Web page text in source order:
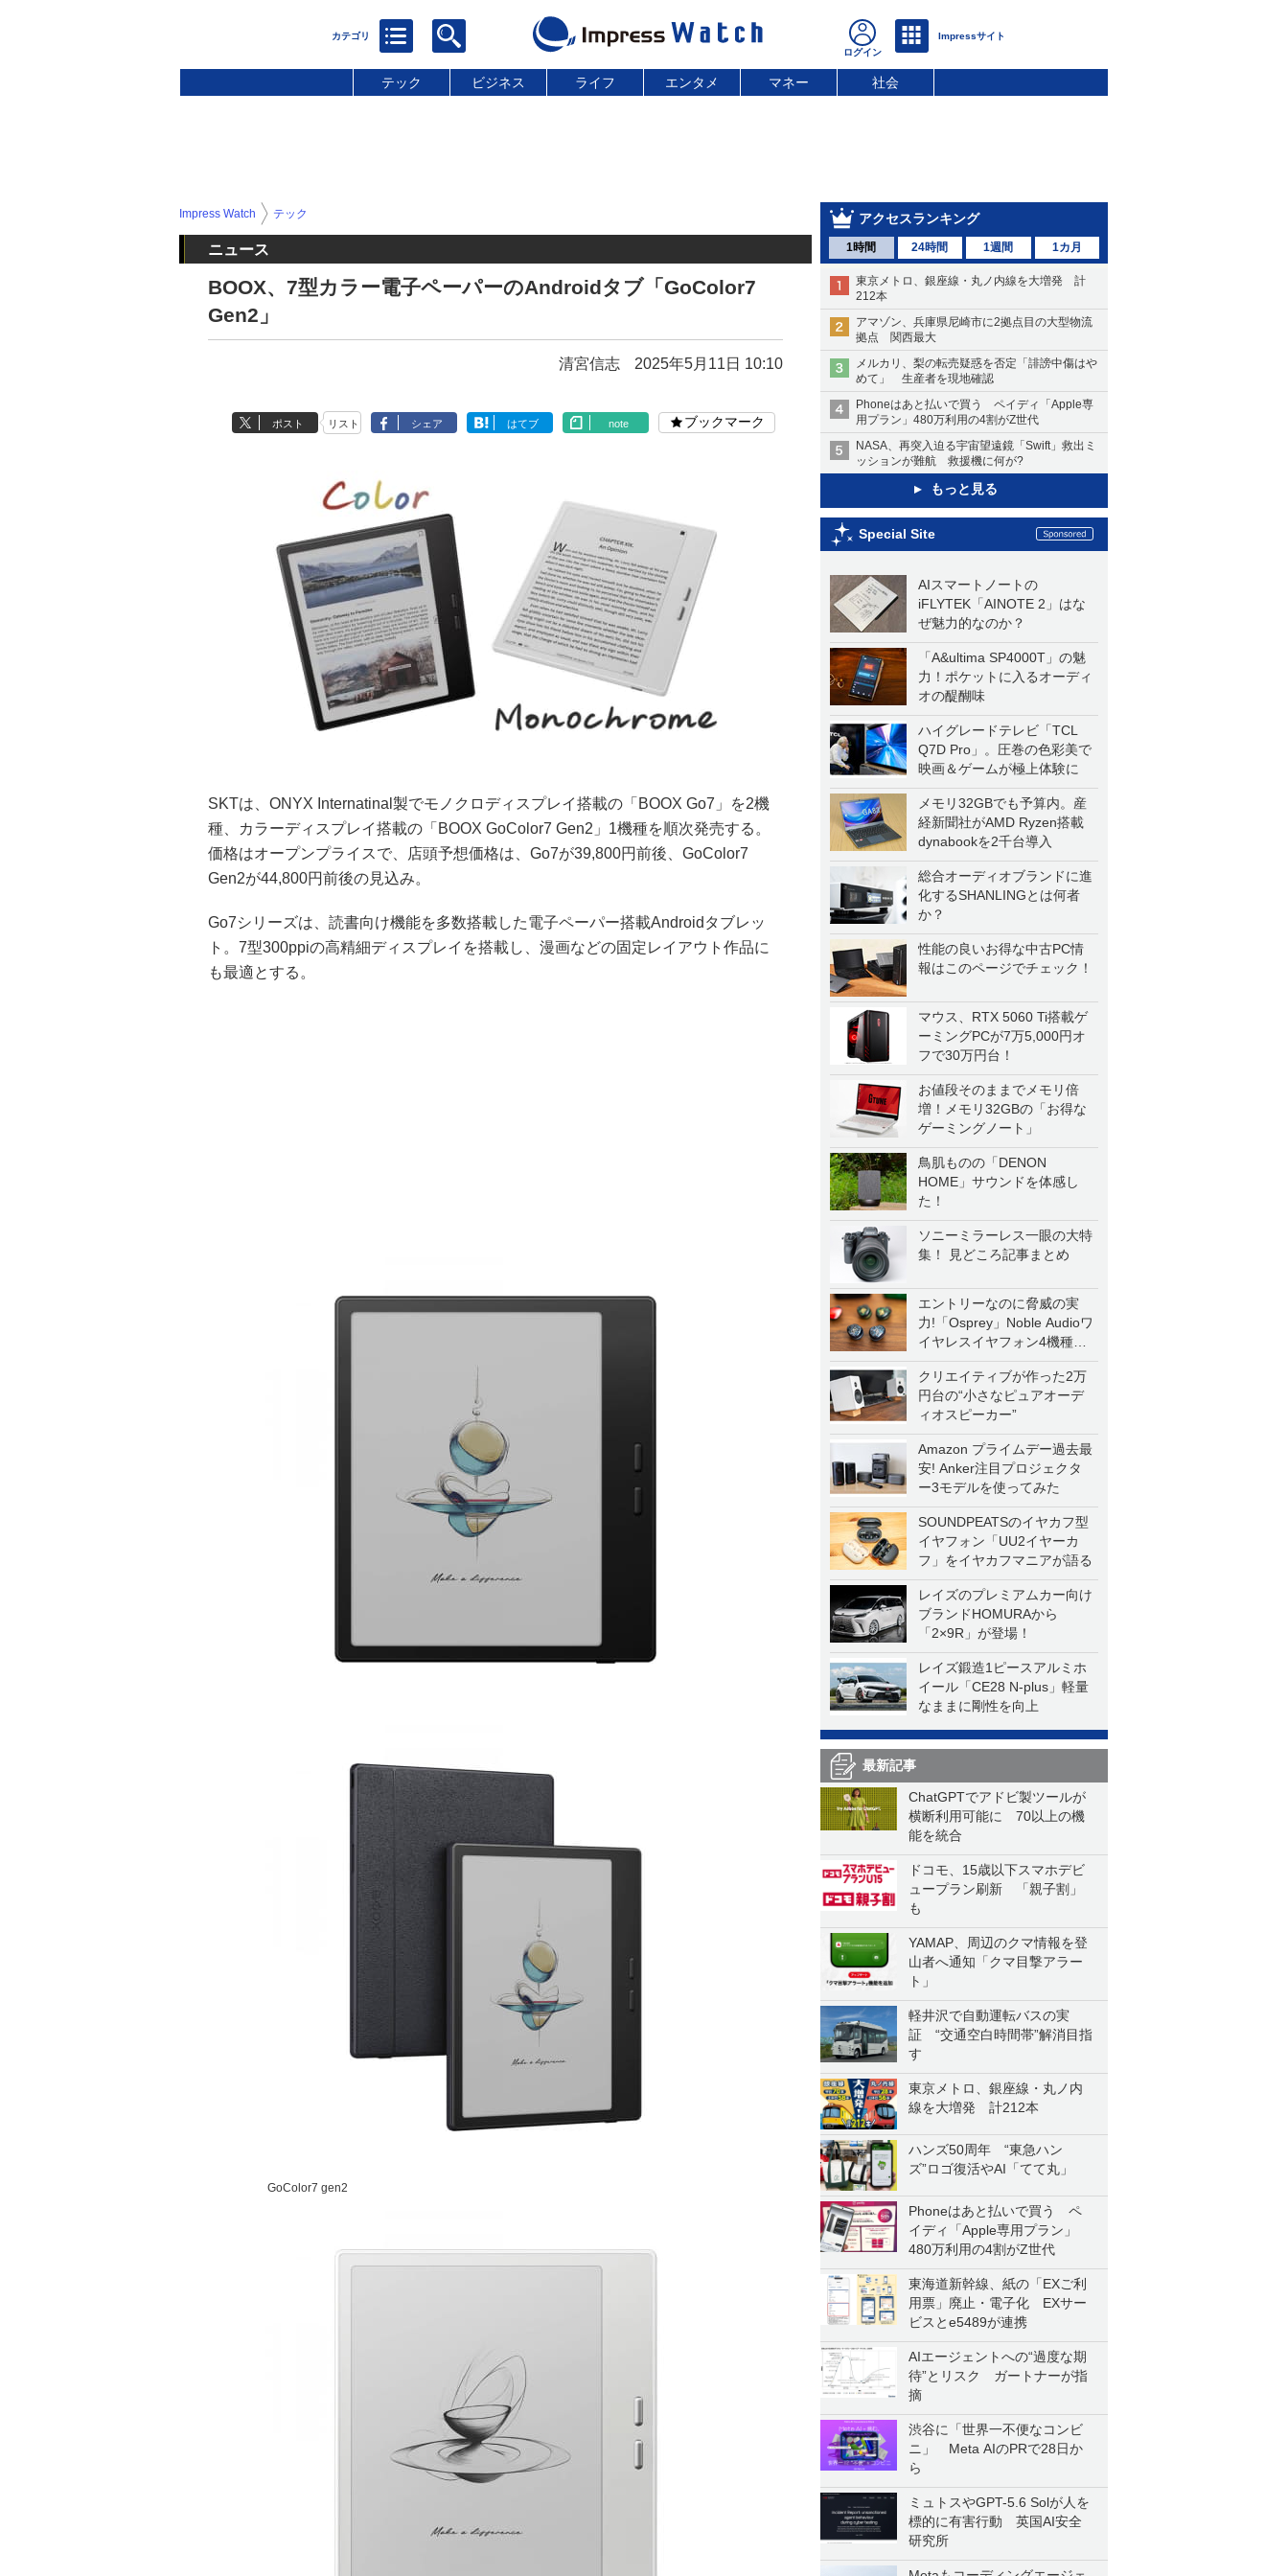
テック ビジネス ライフ エンタメ マネー 社会
アクセスランキング
1時間 24時間 1週間 1カ月
東京メトロ、銀座線・丸ノ内線を大増発 計
212本
アマゾン、兵庫県尼崎市に2拠点目の大型物流
拠点 関西最大
メルカリ、梨の転売疑惑を否定「誹謗中傷はや
めて」 生産者を現地確認
Phoneはあと払いで買う ペイディ「Apple専
用プラン」480万利用の4割がZ世代
NASA、再突入迫る宇宙望遠鏡「Swift」救出ミ
ッションが難航 救援機に何が?
もっと見る
Special Site
AIスマートノートの
iFLYTEK「AINOTE 2」はな
ぜ魅力的なのか？
「A&ultima SP4000T」の魅
力！ポケットに入るオーディ
オの醍醐味
ハイグレードテレビ「TCL
Q7D Pro」。圧巻の色彩美で
映画＆ゲームが極上体験に
メモリ32GBでも予算内。産
経新聞社がAMD Ryzen搭載
dynabookを2千台導入
総合オーディオブランドに進
化するSHANLINGとは何者
か？
性能の良いお得な中古PC情
報はこのページでチェック！
マウス、RTX 5060 Ti搭載ゲ
ーミングPCが7万5,000円オ
フで30万円台！
お値段そのままでメモリ倍
増！メモリ32GBの「お得な
ゲーミングノート」
鳥肌ものの「DENON
HOME」サウンドを体感し
た！
ソニーミラーレス一眼の大特
集！ 見どころ記事まとめ
エントリーなのに脅威の実
力!「Osprey」Noble Audioワ
イヤレスイヤフォン4機種を
一気に聴く
クリエイティブが作った2万
円台の“小さなピュアオーデ
ィオスピーカー”
Amazon プライムデー過去最
安! Anker注目プロジェクタ
ー3モデルを使ってみた
SOUNDPEATSのイヤカフ型
イヤフォン「UU2イヤーカ
フ」をイヤカフマニアが語る
レイズのプレミアムカー向け
ブランドHOMURAから
「2×9R」が登場！
レイズ鍛造1ピースアルミホ
イール「CE28 N-plus」軽量
なままに剛性を向上
最新記事
ChatGPTでアドビ製ツールが
横断利用可能に 70以上の機
能を統合
ドコモ、15歳以下スマホデビ
ュープラン刷新 「親子割」
も
YAMAP、周辺のクマ情報を登
山者へ通知「クマ目撃アラー
ト」
軽井沢で自動運転バスの実
証 “交通空白時間帯”解消目指
す
東京メトロ、銀座線・丸ノ内
線を大増発 計212本
ハンズ50周年 “東急ハン
ズ”ロゴ復活やAI「てて丸」
Phoneはあと払いで買う ペ
イディ「Apple専用プラン」
480万利用の4割がZ世代
東海道新幹線、紙の「EXご利
用票」廃止・電子化 EXサー
ビスとe5489が連携
AIエージェントへの“過度な期
待”とリスク ガートナーが指
摘
渋谷に「世界一不便なコンビ
ニ」 Meta AIのPRで28日か
ら
ミュトスやGPT-5.6 Solが人を
標的に有害行動 英国AI安全
研究所
Impress Watch テック
ニュース
BOOX、7型カラー電子ペーパーのAndroidタブ「GoColor7
Gen2」
清宮信志 2025年5月11日 10:10
ポスト リスト シェア はてブ note ブックマーク
SKTは、ONYX Internatinal製でモノクロディスプレイ搭載の「BOOX Go7」を2機
種、カラーディスプレイ搭載の「BOOX GoColor7 Gen2」1機種を順次発売する。
価格はオープンプライスで、店頭予想価格は、Go7が39,800円前後、GoColor7
Gen2が44,800円前後の見込み。
Go7シリーズは、読書向け機能を多数搭載した電子ペーパー搭載Androidタブレッ
ト。7型300ppiの高精細ディスプレイを搭載し、漫画などの固定レイアウト作品に
も最適とする。
GoColor7 gen2